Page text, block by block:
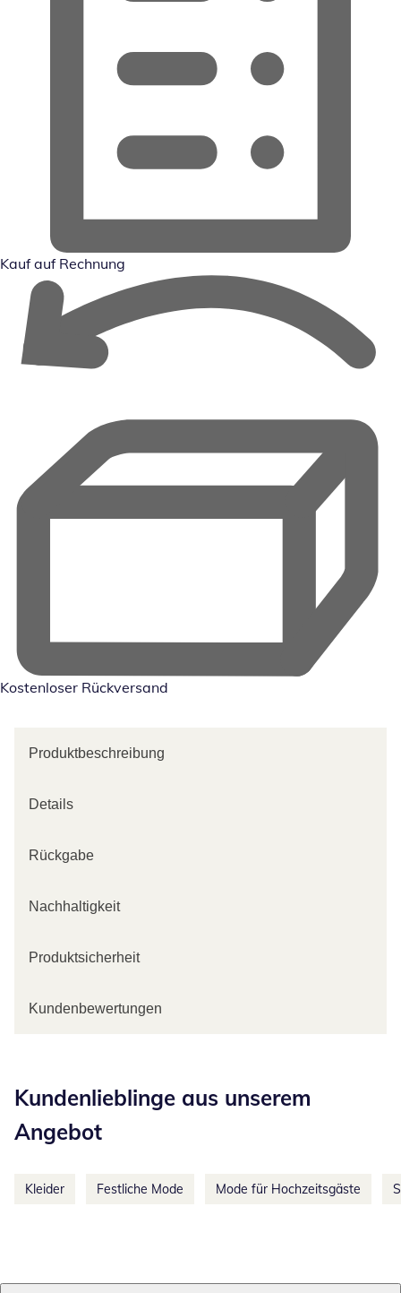
Kauf auf Rechnung
Kostenloser Rückversand
Produktbeschreibung
Details
Rückgabe
Nachhaltigkeit
Produktsicherheit
Kundenbewertungen
Kundenlieblinge aus unserem
Angebot
Kleider Festliche Mode Mode für Hochzeitsgäste